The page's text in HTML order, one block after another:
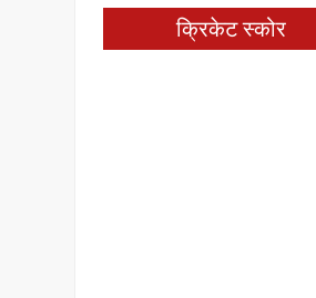
क्रिकेट स्कोर